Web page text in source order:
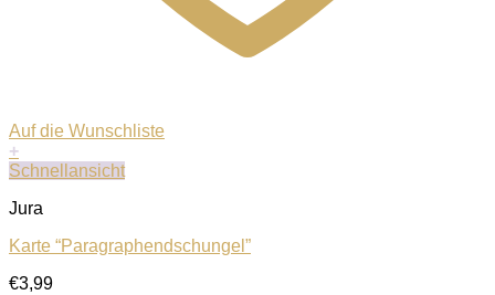
Auf die Wunschliste
+
Schnellansicht
Jura
Karte “Paragraphendschungel”
€3,99